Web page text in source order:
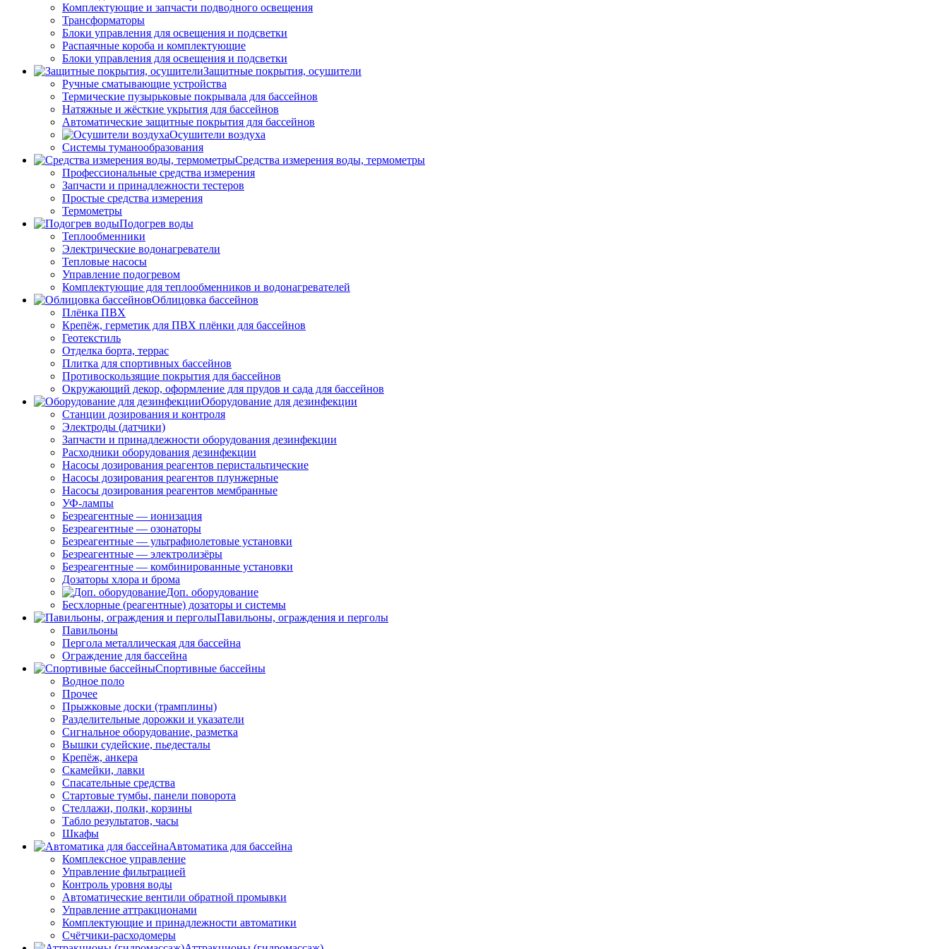
Комплектующие и запчасти подводного освещения
Трансформаторы
Блоки управления для освещения и подсветки
Распаячные короба и комплектующие
Блоки управления для освещения и подсветки
Защитные покрытия, осушители
Ручные сматывающие устройства
Термические пузырьковые покрывала для бассейнов
Натяжные и жёсткие укрытия для бассейнов
Автоматические защитные покрытия для бассейнов
Осушители воздуха
Системы туманообразования
Средства измерения воды, термометры
Профессиональные средства измерения
Запчасти и принадлежности тестеров
Простые средства измерения
Термометры
Подогрев воды
Теплообменники
Электрические водонагреватели
Тепловые насосы
Управление подогревом
Комплектующие для теплообменников и водонагревателей
Облицовка бассейнов
Плёнка ПВХ
Крепёж, герметик для ПВХ плёнки для бассейнов
Геотекстиль
Отделка борта, террас
Плитка для спортивных бассейнов
Противоскользящие покрытия для бассейнов
Окружающий декор, оформление для прудов и сада для бассейнов
Оборудование для дезинфекции
Станции дозирования и контроля
Электроды (датчики)
Запчасти и принадлежности оборудования дезинфекции
Расходники оборудования дезинфекции
Насосы дозирования реагентов перистальтические
Насосы дозирования реагентов плунжерные
Насосы дозирования реагентов мембранные
УФ-лампы
Безреагентные — ионизация
Безреагентные — озонаторы
Безреагентные — ультрафиолетовые установки
Безреагентные — электролизёры
Безреагентные — комбинированные установки
Дозаторы хлора и брома
Доп. оборудование
Бесхлорные (реагентные) дозаторы и системы
Павильоны, ограждения и перголы
Павильоны
Пергола металлическая для бассейна
Ограждение для бассейна
Спортивные бассейны
Водное поло
Прочее
Прыжковые доски (трамплины)
Разделительные дорожки и указатели
Cигнальное оборудование, разметка
Вышки судейские, пьедесталы
Крепёж, анкера
Скамейки, лавки
Спасательные средства
Стартовые тумбы, панели поворота
Стеллажи, полки, корзины
Табло результатов, часы
Шкафы
Автоматика для бассейна
Комплексное управление
Управление фильтрацией
Контроль уровня воды
Автоматические вентили обратной промывки
Управление аттракционами
Комплектующие и принадлежности автоматики
Счётчики-расходомеры